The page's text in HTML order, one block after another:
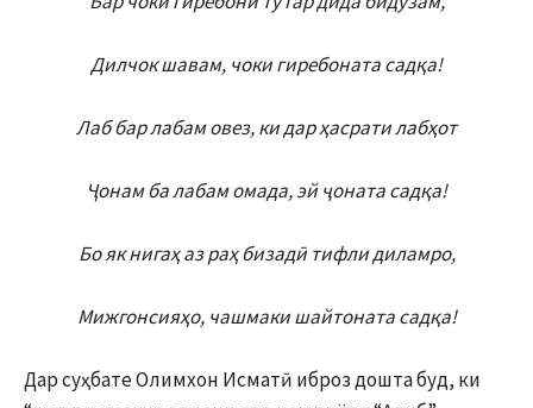
Дилчок шавам, чоки гиребоната садқа!
Лаб бар лабам овез, ки дар ҳасрати лабҳот
Ҷонам ба лабам омада, эй ҷоната садқа!
Бо як нигаҳ аз раҳ бизадӣ тифли диламро,
Мижгонсияҳо, чашмаки шайтоната садқа!
Дар суҳбате Олимхон Исматӣ иброз дошта буд, ки